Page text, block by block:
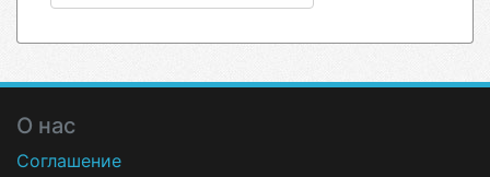
О нас
Соглашение